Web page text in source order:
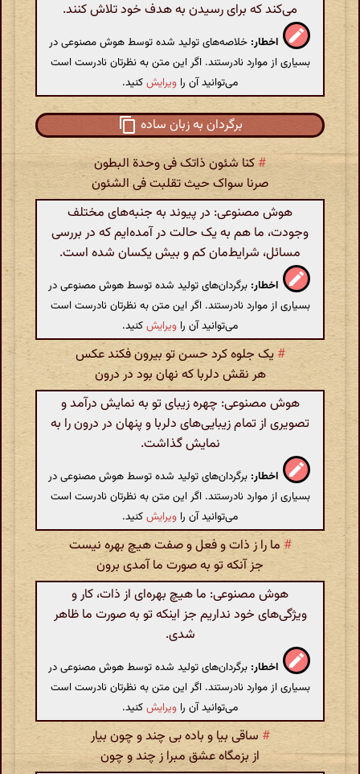
می‌کند که برای رسیدن به هدف خود تلاش کنند.
اخطار: خلاصه‌های تولید شده توسط هوش مصنوعی در
بسیاری از موارد نادرستند. اگر این متن به نظرتان نادرست است
می‌توانید آن را ویرایشکنید.
برگردان به زبان ساده
# کنا شئون ذاتک فی وحدة البطون
صرنا سواک حیث تقلبت فی الشئون
هوش مصنوعی: در پیوند به جنبه‌های مختلف
وجودت، ما هم به یک حالت در آمده‌ایم که در بررسی
مسائل، شرایط‌مان کم و بیش یکسان شده است.
اخطار: برگردان‌های تولید شده توسط هوش مصنوعی در
بسیاری از موارد نادرستند. اگر این متن به نظرتان نادرست است
می‌توانید آن را ویرایشکنید.
# یک جلوه کرد حسن تو بیرون فکند عکس
هر نقش دلربا که نهان بود در درون
هوش مصنوعی: چهره زیبای تو به نمایش درآمد و
تصویری از تمام زیبایی‌های دلربا و پنهان در درون را به
نمایش گذاشت.
اخطار: برگردان‌های تولید شده توسط هوش مصنوعی در
بسیاری از موارد نادرستند. اگر این متن به نظرتان نادرست است
می‌توانید آن را ویرایشکنید.
# ما را ز ذات و فعل و صفت هیچ بهره نیست
جز آنکه تو به صورت ما آمدی برون
هوش مصنوعی: ما هیچ بهره‌ای از ذات، کار و
ویژگی‌های خود نداریم جز اینکه تو به صورت ما ظاهر
شدی.
اخطار: برگردان‌های تولید شده توسط هوش مصنوعی در
بسیاری از موارد نادرستند. اگر این متن به نظرتان نادرست است
می‌توانید آن را ویرایشکنید.
# ساقی بیا و باده بی چند و چون بیار
از بزمگاه عشق مبرا ز چند و چون